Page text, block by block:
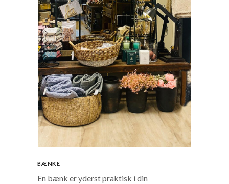
BÆNKE
En bænk er yderst praktisk i din